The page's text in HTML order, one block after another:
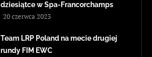
dziesiątce w Spa-Francorchamps
20 czerwca 2023
Team LRP Poland na mecie drugiej
rundy FIM EWC